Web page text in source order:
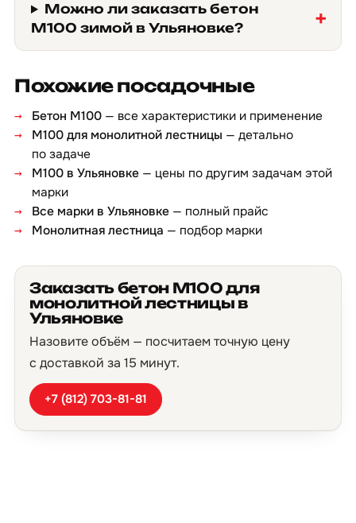
Можно ли заказать бетон
М100 зимой в Ульяновке?
Похожие посадочные
Бетон М100 — все характеристики и применение
М100 для монолитной лестницы — детально
по задаче
М100 в Ульяновке — цены по другим задачам этой
марки
Все марки в Ульяновке — полный прайс
Монолитная лестница — подбор марки
Заказать бетон М100 для
монолитной лестницы в
Ульяновке
Назовите объём — посчитаем точную цену
с доставкой за 15 минут.
+7 (812) 703-81-81